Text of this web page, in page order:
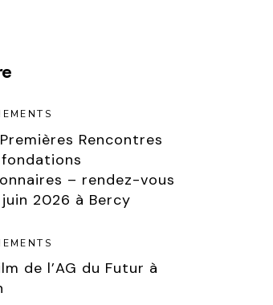
Rencontres
– rendez-vous
2026 à Bercy
de l’AG du Futur à